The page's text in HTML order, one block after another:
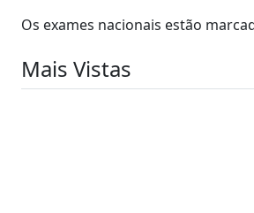
Os exames nacionais estão
Mais Vistas